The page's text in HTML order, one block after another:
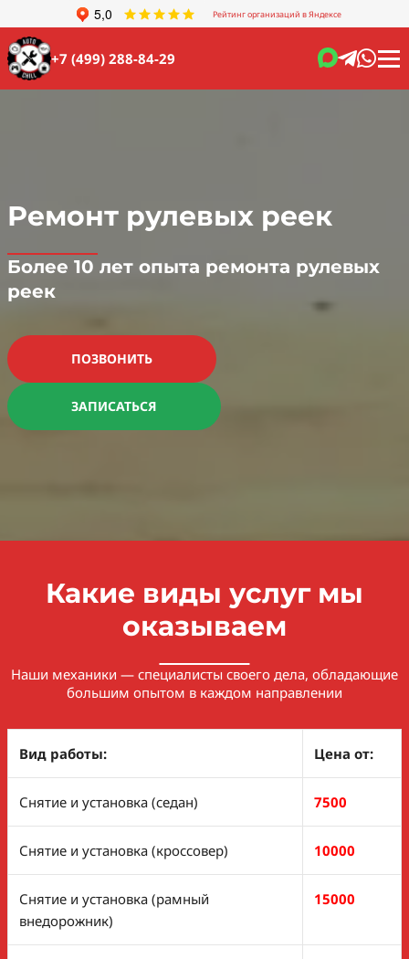
Рейтинг организаций в Яндексе
+7 (499) 288-84-29
Ремонт рулевых реек
Более 10 лет опыта ремонта рулевых
реек
ПОЗВОНИТЬ
ЗАПИСАТЬСЯ
Какие виды услуг мы
оказываем
Наши механики — специалисты своего дела, обладающие
большим опытом в каждом направлении
Вид работы: Цена от:
Снятие и установка (седан) 7500
Снятие и установка (кроссовер) 10000
Снятие и установка (рамный
внедорожник)
15000